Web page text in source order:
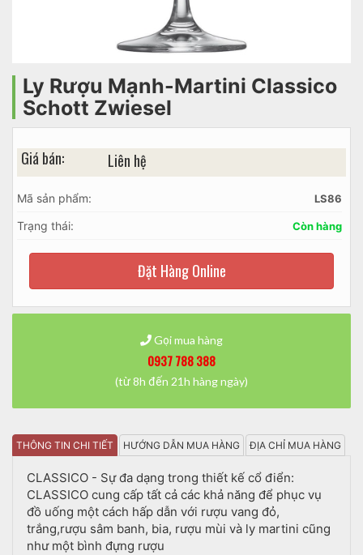
Ly Rượu Mạnh-Martini Classico
Schott Zwiesel
Giá bán: Liên hệ
Mã sản phẩm: LS86
Trạng thái: Còn hàng
Đặt Hàng Online
Gọi mua hàng
0937 788 388
(từ 8h đến 21h hàng ngày)
THÔNG TIN CHI TIẾT HƯỚNG DẪN MUA HÀNG ĐỊA CHỈ MUA HÀNG
CLASSICO - Sự đa dạng trong thiết kế cổ điển:
CLASSICO cung cấp tất cả các khả năng để phục vụ
đồ uống một cách hấp dẫn với rượu vang đỏ,
trắng,rượu sâm banh, bia, rượu mùi và ly martini cũng
như một bình đựng rượu